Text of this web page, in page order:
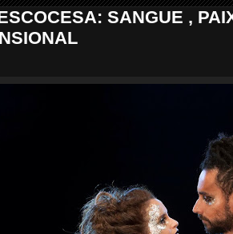
SANGUE ,